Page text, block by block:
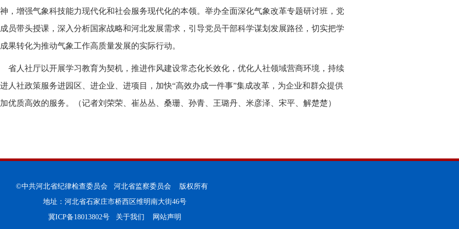
，增强气象科技能力现代化和社会服务现代化的本领。举办全面深化气象改革专题研讨班，党
员带头授课，深入分析国家战略和河北发展需求，引导党员干部科学谋划发展路径，切实把学
果转化为推动气象工作高质量发展的实际行动。
省人社厅以开展学习教育为契机，推进作风建设常态化长效化，优化人社领域营商环境，持续
人社政策服务进园区、进企业、进项目，加快“高效办成一件事”集成改革，为企业和群众提供
优质高效的服务。（记者刘荣荣、崔丛丛、桑珊、孙青、王璐丹、米彦泽、宋平、解楚楚）
©中共河北省纪律检查委员会 河北省监察委员会 版权所有
地址：河北省石家庄市桥西区维明南大街46号
冀ICP备18013802号
关于我们 网站声明